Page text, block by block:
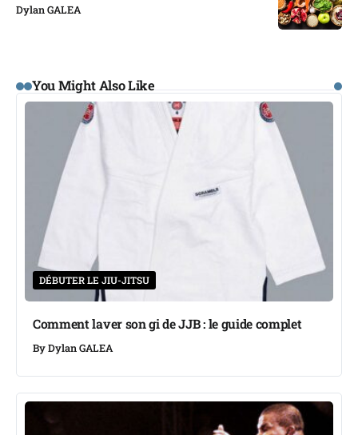
Dylan GALEA
You Might Also Like
DÉBUTER LE JIU-JITSU
Comment laver son gi de JJB : le guide complet
ByDylan GALEA